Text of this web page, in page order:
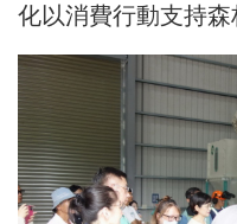
化以消費行動支持森